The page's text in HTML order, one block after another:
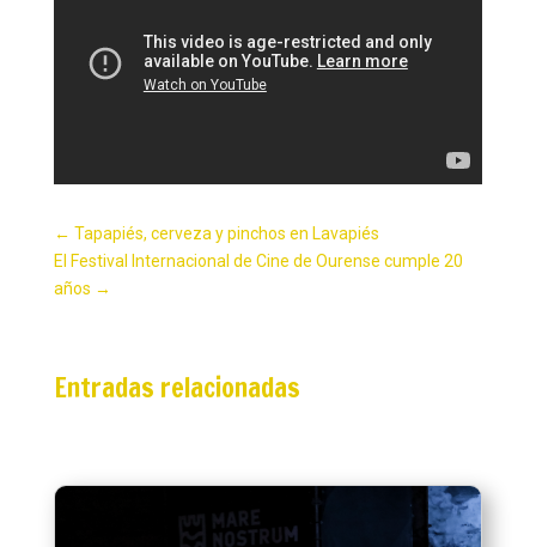
← Tapapiés, cerveza y pinchos en Lavapiés
El Festival Internacional de Cine de Ourense cumple 20
años →
Entradas relacionadas